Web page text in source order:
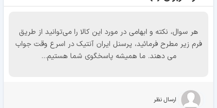
هر سوال، نکته و ابهامی در مورد این کالا را می‌توانید از طریق
فرم زیر مطرح فرمائید، پرسنل ایران آنتیک در اسرع وقت جواب
می دهند. ما همیشه پاسخگوی شما هستیم...
ارسال نظر